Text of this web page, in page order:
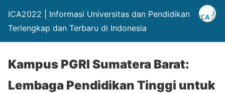
ICA2022 | Informasi Universitas dan Pendidikan
Terlengkap dan Terbaru di Indonesia
Kampus PGRI Sumatera Barat:
Lembaga Pendidikan Tinggi untuk